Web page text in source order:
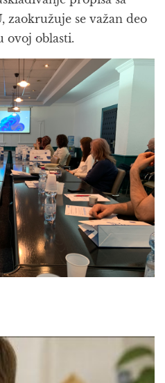
se važan deo
ovoj oblasti.